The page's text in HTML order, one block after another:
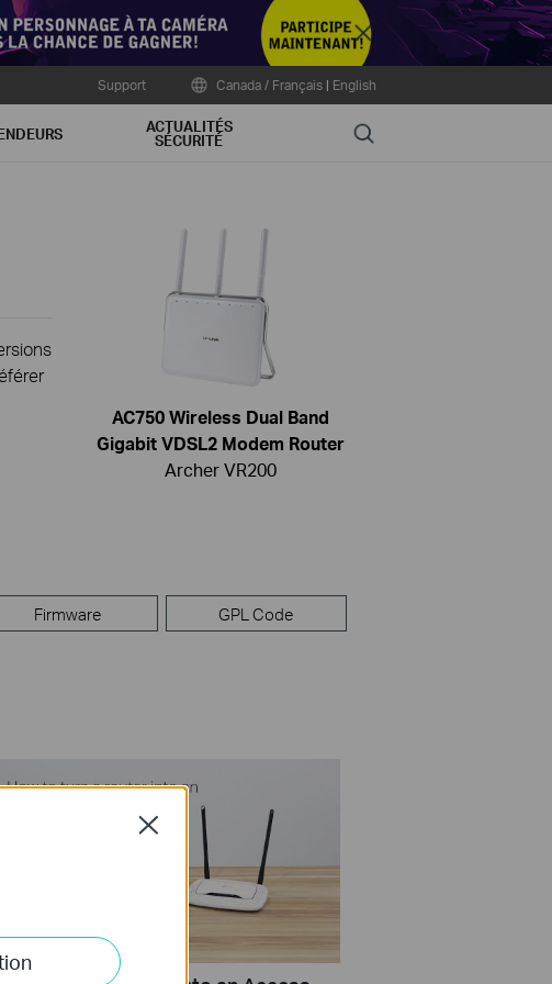
Close
Support Canada / Français | English
ACTUALITÉS
SÉCURITÉ Search
AC750 Wireless Dual Band
Gigabit VDSL2 Modem Router
Archer VR200
Firmware GPL Code
Close